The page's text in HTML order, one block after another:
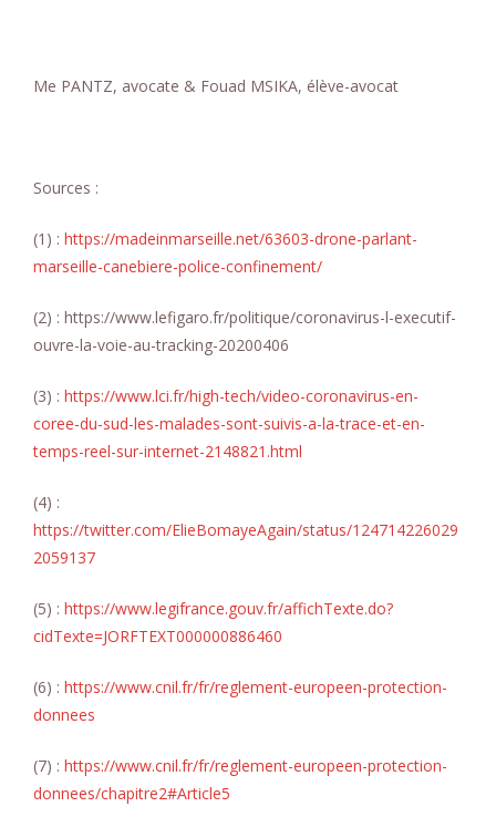
Me PANTZ, avocate & Fouad MSIKA, élève-avocat
Sources :
(1) : https://madeinmarseille.net/63603-drone-parlant-
marseille-canebiere-police-confinement/
(2) : https://www.lefigaro.fr/politique/coronavirus-l-executif-
ouvre-la-voie-au-tracking-20200406
(3) : https://www.lci.fr/high-tech/video-coronavirus-en-
coree-du-sud-les-malades-sont-suivis-a-la-trace-et-en-
temps-reel-sur-internet-2148821.html
(4) :
https://twitter.com/ElieBomayeAgain/status/124714226029
2059137
(5) : https://www.legifrance.gouv.fr/affichTexte.do?
cidTexte=JORFTEXT000000886460
(6) : https://www.cnil.fr/fr/reglement-europeen-protection-
donnees
(7) : https://www.cnil.fr/fr/reglement-europeen-protection-
donnees/chapitre2#Article5